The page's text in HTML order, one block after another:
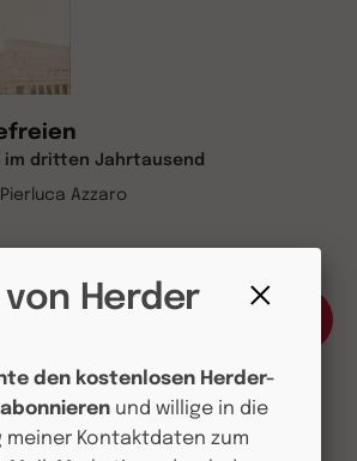
im dritten Jahrtausend
Azzaro
von Herder
den kostenlosen Herder-
und willige in die
meiner Kontaktdaten zum